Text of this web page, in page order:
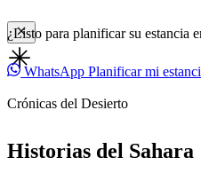
¿Listo para planificar su estancia
WhatsApp Planificar mi
Crónicas del Desierto
Historias del Sahara